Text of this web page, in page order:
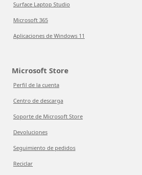
Surface Laptop Studio
Microsoft 365
Aplicaciones de Windows 11
Microsoft Store
Perfil de la cuenta
Centro de descarga
Soporte de Microsoft Store
Devoluciones
Seguimiento de pedidos
Reciclar